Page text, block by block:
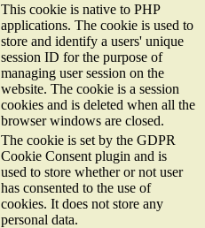
This cookie is native to PHP
applications. The cookie is used to
store and identify a users' unique
session ID for the purpose of
managing user session on the
website. The cookie is a session
cookies and is deleted when all the
browser windows are closed.
The cookie is set by the GDPR
Cookie Consent plugin and is
used to store whether or not user
has consented to the use of
cookies. It does not store any
personal data.